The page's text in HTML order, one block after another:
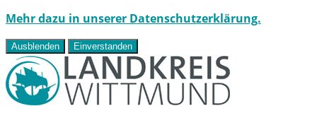
Mehr dazu in unserer Datenschutzerklärung.
Ausblenden Einverstanden